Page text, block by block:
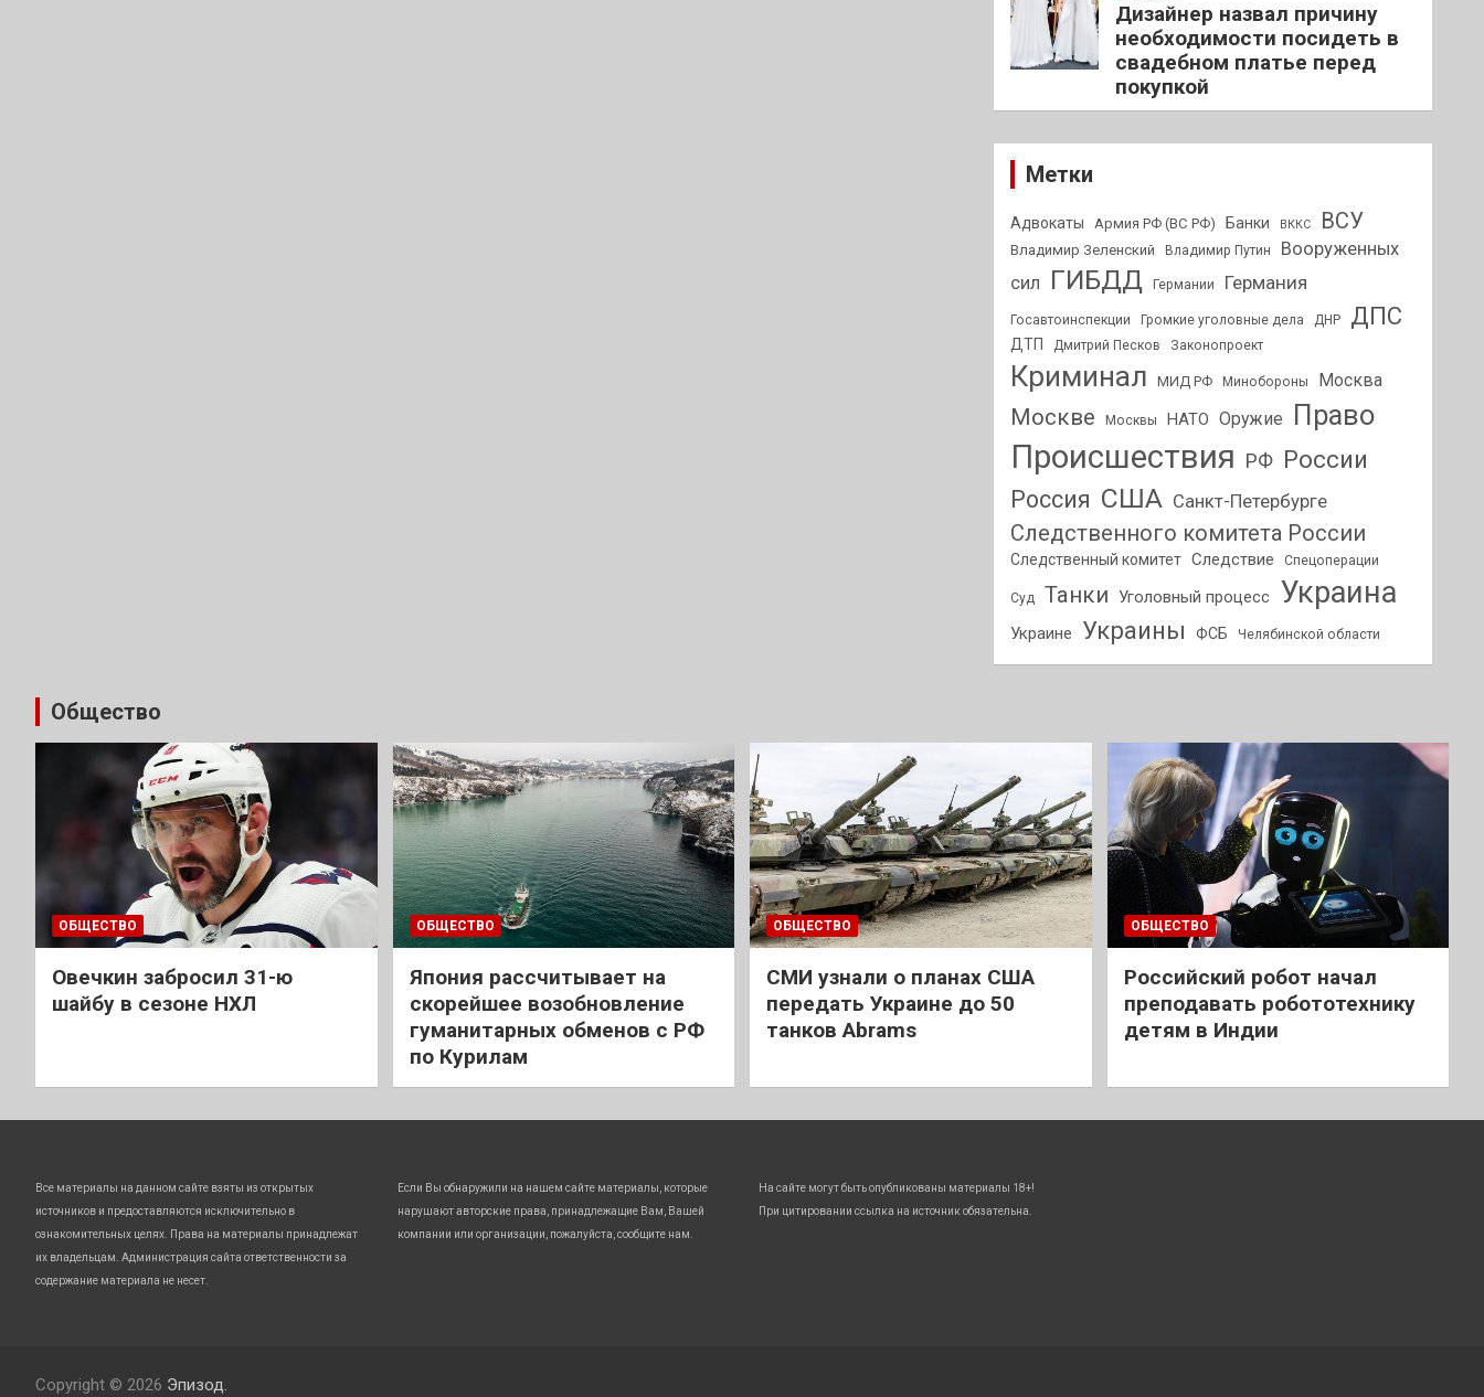
Дизайнер назвал причину
необходимости посидеть в
свадебном платье перед
покупкой
Метки
Адвокаты Армия РФ (ВС РФ) Банки ВККС ВСУ
Владимир Зеленский Владимир Путин
Вооруженных
сил
ГИБДД Германии Германия
Госавтоинспекции Громкие уголовные дела ДНР ДПС
ДТП Дмитрий Песков Законопроект
Криминал МИД РФ Минобороны Москва
Москве Москвы НАТО Оружие Право
Происшествия РФ России
Россия США Санкт-Петербурге
Следственного комитета России
Следственный комитет Следствие Спецоперации
Суд Танки Уголовный процесс Украина
Украине Украины ФСБ Челябинской области
Общество
ОБЩЕСТВО
Овечкин забросил 31-ю
шайбу в сезоне НХЛ
ОБЩЕСТВО
Япония рассчитывает на
скорейшее возобновление
гуманитарных обменов с РФ
по Курилам
ОБЩЕСТВО
СМИ узнали о планах США
передать Украине до 50
танков Abrams
ОБЩЕСТВО
Российский робот начал
преподавать робототехнику
детям в Индии
Все материалы на данном сайте взяты из открытых
источников и предоставляются исключительно в
ознакомительных целях. Права на материалы принадлежат
их владельцам. Администрация сайта ответственности за
содержание материала не несет.
Если Вы обнаружили на нашем сайте материалы, которые
нарушают авторские права, принадлежащие Вам, Вашей
компании или организации, пожалуйста, сообщите нам.
На сайте могут быть опубликованы материалы 18+!
При цитировании ссылка на источник обязательна.
Copyright © 2026 Эпизод.